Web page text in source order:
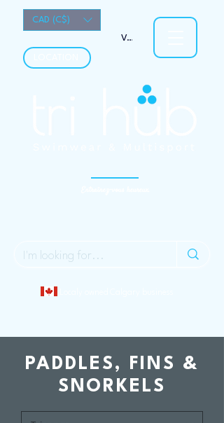
Voir les points
CAD (C$)
PADDLES, FINS &
SNORKELS